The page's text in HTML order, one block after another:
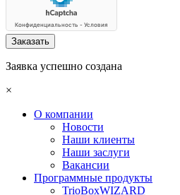
Заказать
Заявка успешно создана
×
О компании
Новости
Наши клиенты
Наши заслуги
Вакансии
Программные продукты
TrioBoxWIZARD